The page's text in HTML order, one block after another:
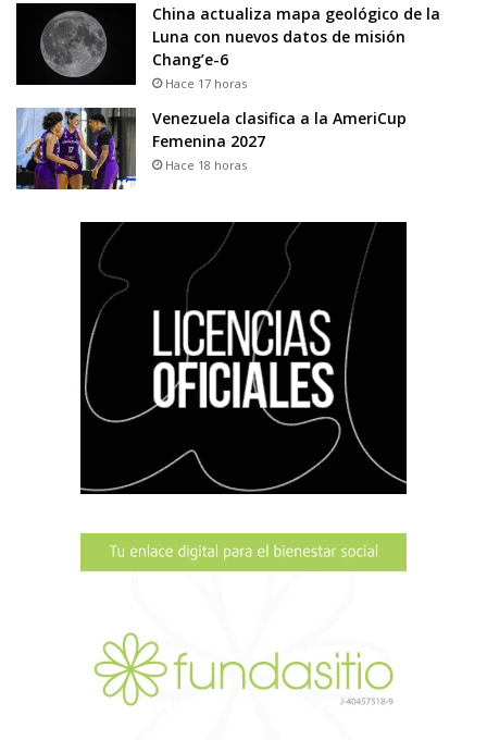
China actualiza mapa geológico de la
Luna con nuevos datos de misión
Chang’e-6
Hace 17 horas
Venezuela clasifica a la AmeriCup
Femenina 2027
Hace 18 horas